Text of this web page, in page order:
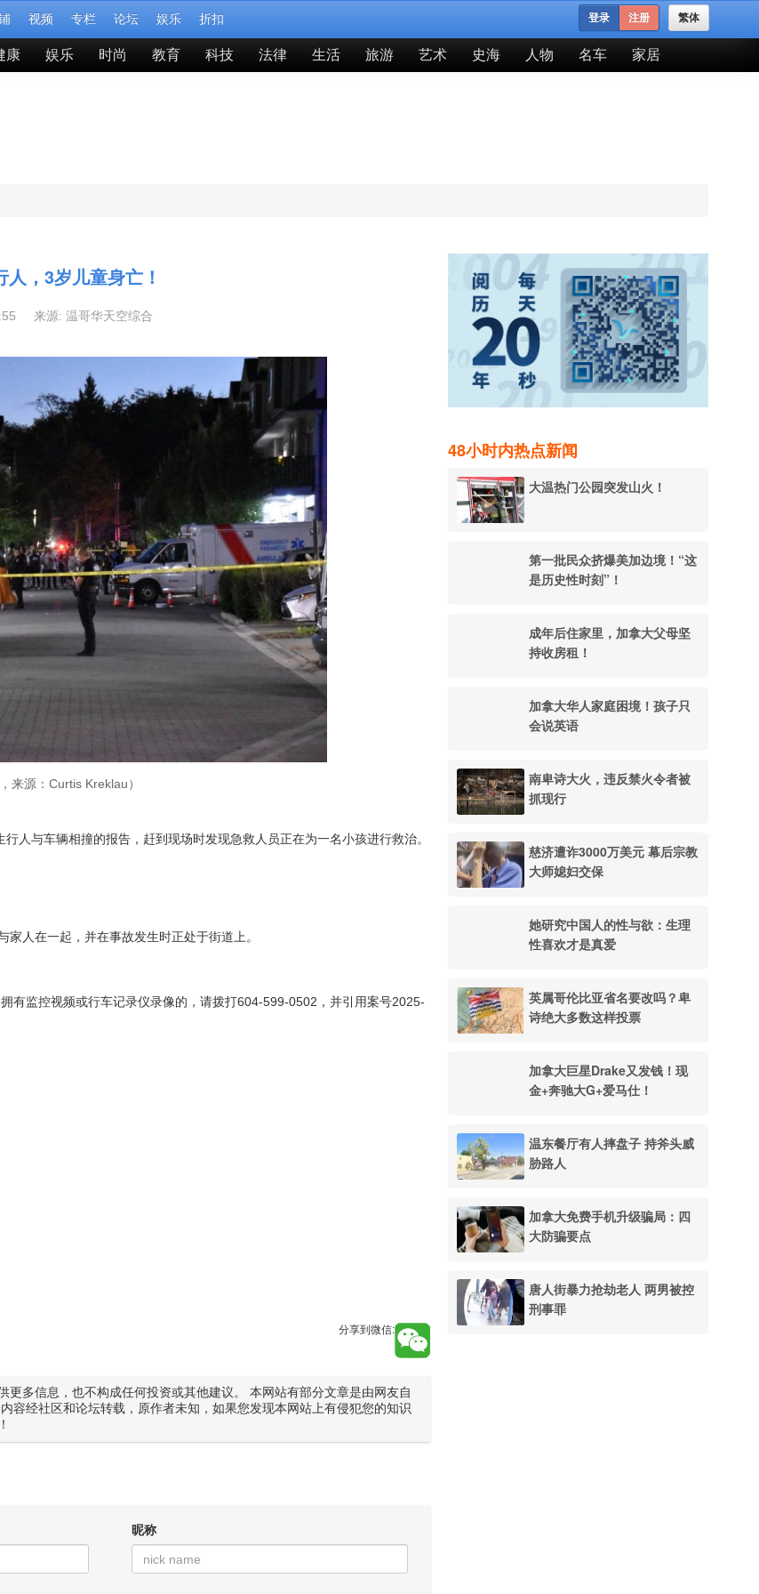
视频 专栏 论坛 娱乐 折扣 繁体
登录 注册
康 娱乐 时尚 教育 科技 法律 生活 旅游 艺术 史海 人物 名车 家居
，3岁儿童身亡！
来源: 温哥华天空综合
来源：Curtis Kreklau）
人与车辆相撞的报告，赶到现场时发现急救人员正在为一名小孩进行救治。
人在一起，并在事故发生时正处于街道上。
有监控视频或行车记录仪录像的，请拨打604-599-0502，并引用案号2025-
分享到微信:
更多信息，也不构成任何投资或其他建议。 本网站有部分文章是由网友自
容经社区和论坛转载，原作者未知，如果您发现本网站上有侵犯您的知识
昵称
48小时内热点新闻
大温热门公园突发山火！
第一批民众挤爆美加边境！“这
是历史性时刻”！
成年后住家里，加拿大父母坚
持收房租！
加拿大华人家庭困境！孩子只
会说英语
南卑诗大火，违反禁火令者被
抓现行
慈济遭诈3000万美元 幕后宗教
大师媳妇交保
她研究中国人的性与欲：生理
性喜欢才是真爱
英属哥伦比亚省名要改吗？卑
诗绝大多数这样投票
加拿大巨星Drake又发钱！现
金+奔驰大G+爱马仕！
温东餐厅有人摔盘子 持斧头威
胁路人
加拿大免费手机升级骗局：四
大防骗要点
唐人街暴力抢劫老人 两男被控
刑事罪